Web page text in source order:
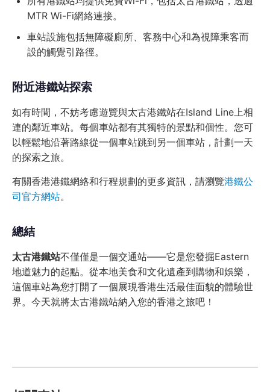
MTR Wi-Fi網絡連接。
車站設施包括無障礙廁所、客務中心和為視障乘客而
設的觸覺引路徑。
附近港鐵站探索
如有時間，不妨考慮遊覽與太古港鐵站在Island Line上相
連的鄰近車站。每個車站都有其獨特的景點和個性。您可
以輕鬆地沿著路線從一個車站跳到另一個車站，計劃一天
的探索之旅。
有關香港港鐵網絡和行程規劃的更多資訊，請瀏覽港鐵公
司官方網站。
總結
太古港鐵站不僅僅是一個交通站——它是您發掘Eastern
地道魅力的起點。從本地美食和文化遺產到購物和娛樂，
這個車站為您打開了一個展現香港生活最佳面貌的體驗世
界。今天就將太古港鐵站納入您的香港之旅吧！